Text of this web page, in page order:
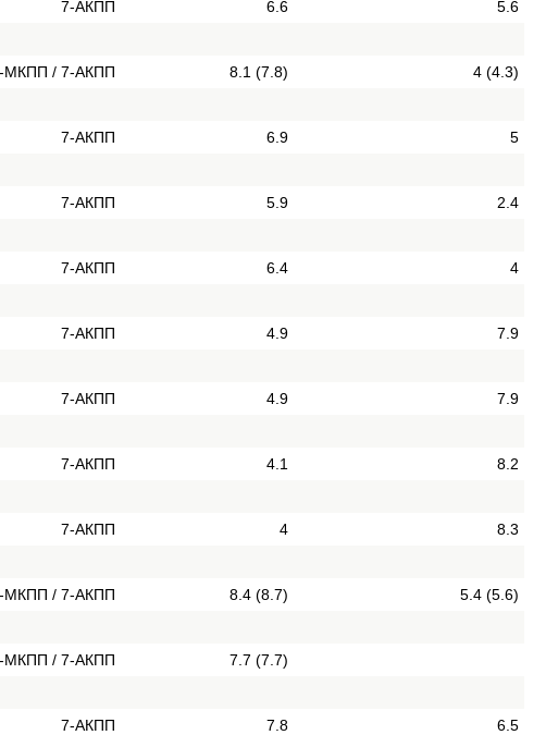
7-АКПП 6.6
5.6
МКПП / 7-АКПП 8.1 (7.8)
4 (4.3)
7-АКПП 6.9
5
7-АКПП 5.9
2.4
7-АКПП 6.4
4
7-АКПП 4.9
7.9
7-АКПП 4.9
7.9
7-АКПП 4.1
8.2
7-АКПП 4
8.3
МКПП / 7-АКПП 8.4 (8.7)
5.4 (5.6)
МКПП / 7-АКПП
7.7 (7.7)
7-АКПП 7.8 6.5